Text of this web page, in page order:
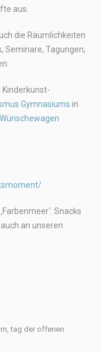
aus.
die Räumlichkeiten
Seminare, Tagungen,
Kinderkunst-
Gymnasiums in
Snacks
an unseren
,tag der offenen